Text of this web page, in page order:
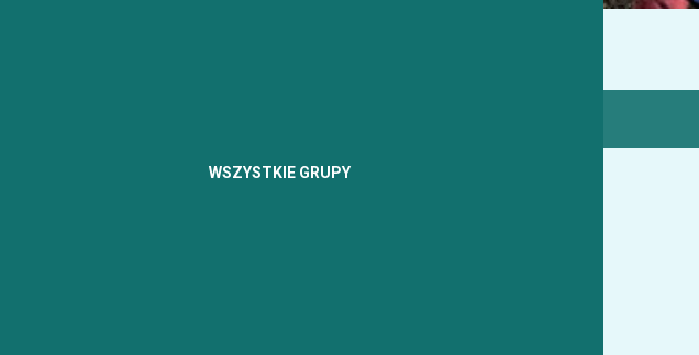
WSZYSTKIE GRUPY